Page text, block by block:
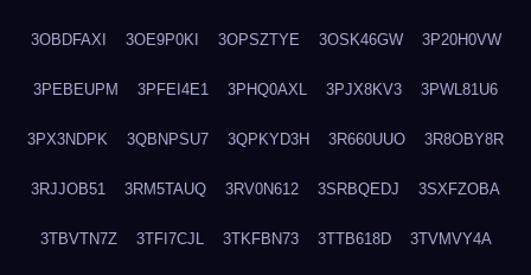
3OBDFAXI 3OE9P0KI 3OPSZTYE 3OSK46GW 3P20H0VW
3PEBEUPM 3PFEI4E1 3PHQ0AXL 3PJX8KV3 3PWL81U6
3PX3NDPK 3QBNPSU7 3QPKYD3H 3R660UUO 3R8OBY8R
3RJJOB51 3RM5TAUQ 3RV0N612 3SRBQEDJ 3SXFZOBA
3TBVTN7Z 3TFI7CJL 3TKFBN73 3TTB618D 3TVMVY4A